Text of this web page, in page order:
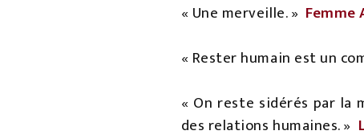
« Une merveille. »
« Rester humain est un
« On reste sidérés par la
des relations humaines. »